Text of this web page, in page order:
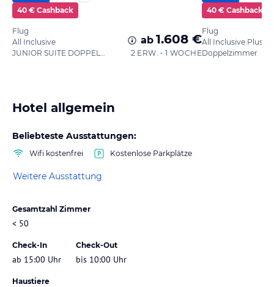
40 € Cashback
Flug
All Inclusive
ab 1.608 €
2 ERW. • 1 WOCHE
40 € Cashback
Flug
All Inclusive Plus
Doppelzimmer
Hotel allgemein
Beliebteste Ausstattungen:
Wifi kostenfrei Kostenlose Parkplätze
Weitere Ausstattung
Gesamtzahl Zimmer
< 50
Check-In
ab 15:00 Uhr
Check-Out
bis 10:00 Uhr
Haustiere